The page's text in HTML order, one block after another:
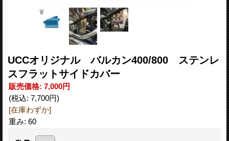
UCCオリジナル バルカン400/800 ステンレ
スフラットサイドカバー
販売価格: 7,000円
(税込: 7,700円)
[在庫わずか]
重み: 60